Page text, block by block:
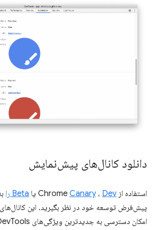
دانلود کانال‌های پیش‌نمایش
استفاده از Chrome Canary ، Dev یا Beta را
پیش‌فرض توسعه خود در نظر بگیرید. این